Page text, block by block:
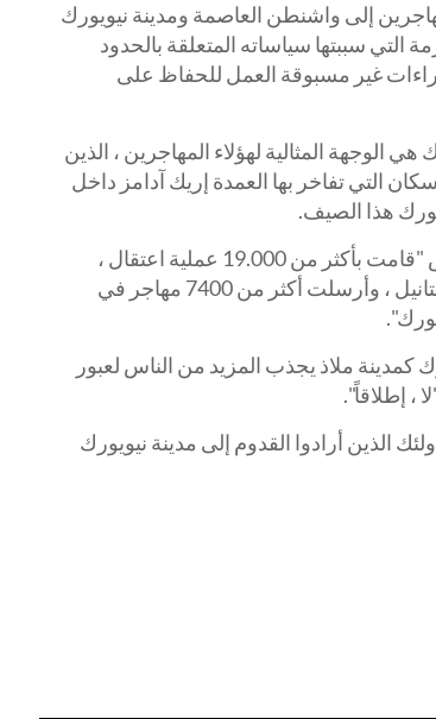
إلى واشنطن العاصمة ومدينة نيويورك
سببتها سياساته المتعلقة بالحدود
غير مسبوقة العمل للحفاظ على
الوجهة المثالية لهؤلاء المهاجرين ، الذين
التي تفاخر بها العمدة إريك آدامز داخل
هذا الصيف.
أشار أبوت في أواخر الشهر الماضي إلى أن تكساس "قامت بأكثر من 19.000 عملية اعتقال ،
وصادرت أكثر من 335.5 مليون جرعة قاتلة من الفنتانيل ، وأرسلت أكثر من 7400 مهاجر في
كمدينة ملاذ يجذب المزيد من الناس لعبور
، إطلاقاً".
الذين أرادوا القدوم إلى مدينة نيويورك